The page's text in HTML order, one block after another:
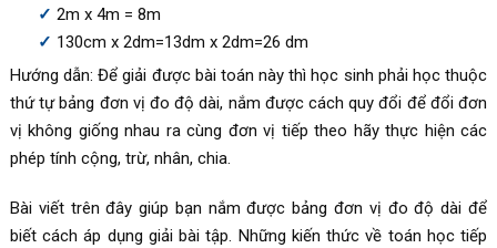
2m x 4m = 8m
130cm x 2dm=13dm x 2dm=26 dm
Hướng dẫn: Để giải được bài toán này thì học sinh phải học thuộc
thứ tự bảng đơn vị đo độ dài, nắm được cách quy đổi để đổi đơn
vị không giống nhau ra cùng đơn vị tiếp theo hãy thực hiện các
phép tính cộng, trừ, nhân, chia.
Bài viết trên đây giúp bạn nắm được bảng đơn vị đo độ dài để
biết cách áp dụng giải bài tập. Những kiến thức về toán học tiếp